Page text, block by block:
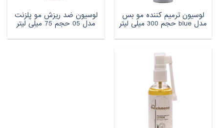
لوسیون ترمیم کننده مو بس
مدل blue حجم 300 میلی لیتر
لوسیون ضد ریزش مو پلزنت
مدل 05 حجم 75 میلی لیتر